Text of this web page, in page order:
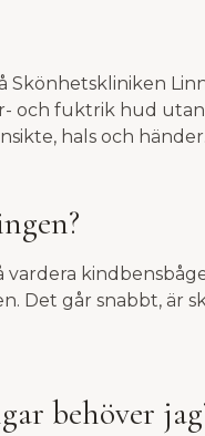
och fuktrik hud
hals och händer.
Det går snabbt, är
behöver